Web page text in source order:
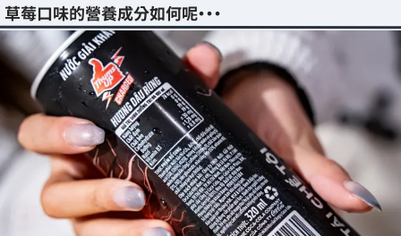
草莓口味的營養成分如何呢・・・